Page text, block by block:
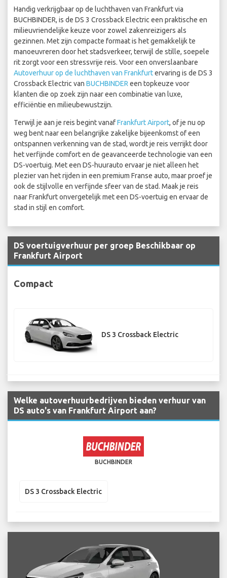
Handig verkrijgbaar op de luchthaven van Frankfurt via
BUCHBINDER, is de DS 3 Crossback Electric een praktische en
milieuvriendelijke keuze voor zowel zakenreizigers als
gezinnen. Met zijn compacte formaat is het gemakkelijk te
manoeuvreren door het stadsverkeer, terwijl de stille, soepele
rit zorgt voor een stressvrije reis. Voor een onverslaanbare
Autoverhuur op de luchthaven van Frankfurtervaring is de DS 3
Crossback Electric van BUCHBINDER een topkeuze voor
klanten die op zoek zijn naar een combinatie van luxe,
efficiëntie en milieubewustzijn.
Terwijl je aan je reis begint vanafFrankfurt Airport, of je nu op
weg bent naar een belangrijke zakelijke bijeenkomst of een
ontspannen verkenning van de stad, wordt je reis verrijkt door
het verfijnde comfort en de geavanceerde technologie van een
DS-voertuig. Met een DS-huurauto ervaar je niet alleen het
plezier van het rijden in een premium Franse auto, maar proef je
ook de stijlvolle en verfijnde sfeer van de stad. Maak je reis
naar Frankfurt onvergetelijk met een DS-voertuig en ervaar de
stad in stijl en comfort.
DS voertuigverhuur per groep Beschikbaar op
Frankfurt Airport
Compact
DS 3 Crossback Electric
Welke autoverhuurbedrijven bieden verhuur van
DS auto's van Frankfurt Airport aan?
BUCHBINDER
DS 3 Crossback Electric